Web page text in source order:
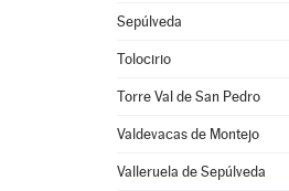
Sepúlveda
Tolocirio
Torre Val de San Pedro
Valdevacas de Montejo
Valleruela de Sepúlveda